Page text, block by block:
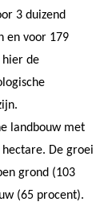
3 duizend
en voor 179
hier de
landbouw met
De groei
grond (103
(65 procent).